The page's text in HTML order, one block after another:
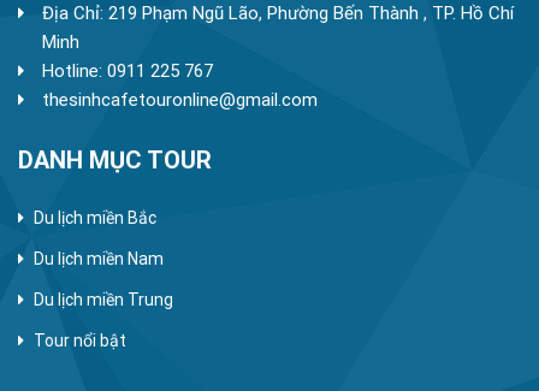
Địa Chỉ: 219 Phạm Ngũ Lão, Phường Bến Thành , TP. Hồ Chí
Minh
Hotline: 0911 225 767
thesinhcafetouronline@gmail.com
DANH MỤC TOUR
Du lịch miền Bắc
Du lịch miền Nam
Du lịch miền Trung
Tour nổi bật